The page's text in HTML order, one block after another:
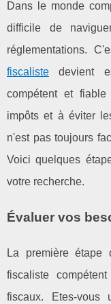
Dans le monde
difficile de
réglementations.
fiscaliste devient
compétent et
impôts et à éviter
n'est pas toujours
Voici quelques
votre recherche.
Évaluer vos
La première étape
fiscaliste
fiscaux. Etes-